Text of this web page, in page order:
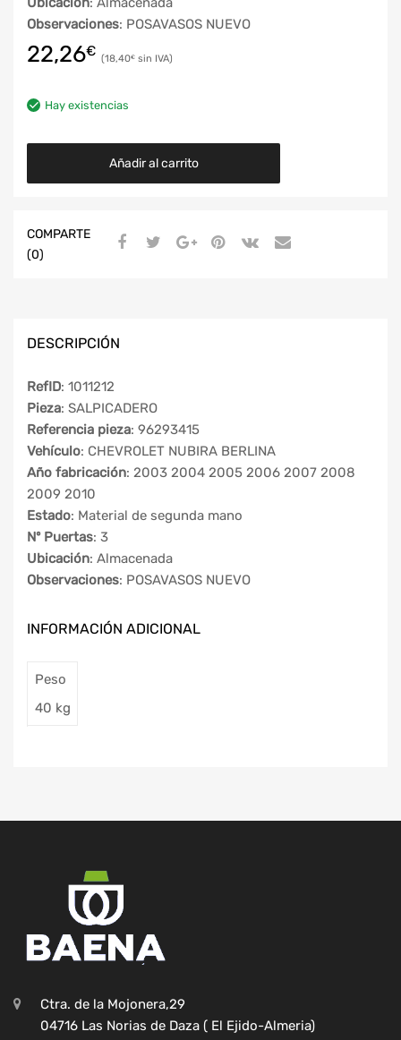
Observaciones: POSAVASOS NUEVO
22,26€ 18,40€
Hay existencias
Añadir al carrito
COMPARTE
(0)
DESCRIPCIÓN
RefID: 1011212
Pieza: SALPICADERO
Referencia pieza: 96293415
Vehículo: CHEVROLET NUBIRA BERLINA
Año fabricación: 2003 2004 2005 2006 2007 2008
2009 2010
Estado: Material de segunda mano
Nº Puertas: 3
Ubicación: Almacenada
Observaciones: POSAVASOS NUEVO
INFORMACIÓN ADICIONAL
Peso
40 kg
Ctra. de la Mojonera,29
04716 Las Norias de Daza ( El Ejido-Almeria)